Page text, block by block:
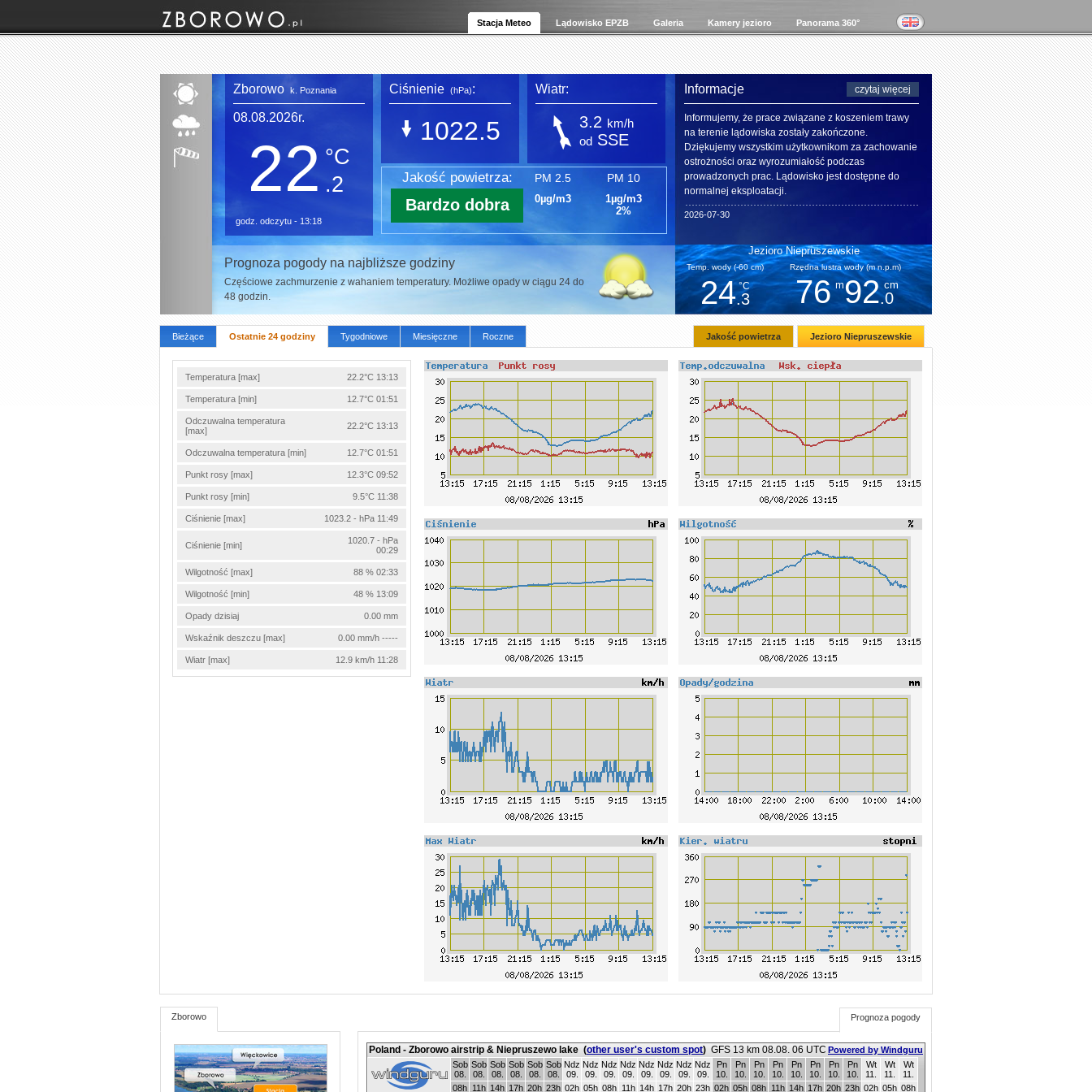
Stacja Meteo Lądowisko EPZB Galeria Kamery jezioro Panorama 360°
Zborowo k. Poznania
08.08.2026r.
22 °C
.2
godz. odczytu - 13:18
Ciśnienie (hPa):
1022.5
Wiatr:
3.2 km/h
od SSE
Jakość powietrza: PM 2.5 PM 10
Bardzo dobra 0µg/m3
1µg/m3
2%
Informacje czytaj więcej
Informujemy, że prace związane z koszeniem trawy
na terenie lądowiska zostały zakończone.
Dziękujemy wszystkim użytkownikom za zachowanie
ostrożności oraz wyrozumiałość podczas
prowadzonych prac. Lądowisko jest dostępne do
normalnej eksploatacji.
2026-07-30
Jezioro Niepruszewskie
Temp. wody (-60 cm)
24 °C
.3
Rzędna lustra wody (m n.p.m)
76 m92 cm
.0
Prognoza pogody na najbliższe godziny
Częściowe zachmurzenie z wahaniem temperatury. Możliwe opady w ciągu 24 do
48 godzin.
Bieżące Ostatnie 24 godziny Tygodniowe Miesięczne Roczne Jezioro Niepruszewskie
Jakość powietrza
Temperatura [max] 22.2°C 13:13
Temperatura [min] 12.7°C 01:51
Odczuwalna temperatura
[max]
22.2°C 13:13
Odczuwalna temperatura [min] 12.7°C 01:51
Punkt rosy [max] 12.3°C 09:52
Punkt rosy [min] 9.5°C 11:38
Ciśnienie [max] 1023.2 - hPa 11:49
Ciśnienie [min]
1020.7 - hPa
00:29
Wilgotność [max] 88 % 02:33
Wilgotność [min] 48 % 13:09
Opady dzisiaj 0.00 mm
Wskaźnik deszczu [max] 0.00 mm/h -----
Wiatr [max] 12.9 km/h 11:28
Prognoza pogody
Poland - Zborowo airstrip & Niepruszewo lake (other user's custom spot) GFS 13 km 08.08. 06 UTC Powered by Windguru
Sob
08.
Sob
08.
Sob
08.
Sob
08.
Sob
08.
Sob
08.
Ndz
09.
Ndz
09.
Ndz
09.
Ndz
09.
Ndz
09.
Ndz
09.
Ndz
09.
Ndz
09.
Pn
10.
Pn
10.
Pn
10.
Pn
10.
Pn
10.
Pn
10.
Pn
10.
Pn
10.
Wt
11.
Wt
11.
Wt
11.
08h 11h 14h 17h 20h 23h 02h 05h 08h 11h 14h 17h 20h 23h 02h 05h 08h 11h 14h 17h 20h 23h 02h 05h 08h
Zborowo